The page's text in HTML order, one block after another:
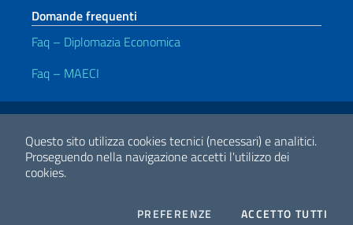
Questo sito utilizza cookies tecnici (necessari) e analitici.
Proseguendo nella navigazione accetti l'utilizzo dei
cookies.
PREFERENZE COOKIESACCETTO TUTTI
Domande frequenti
Faq – Diplomazia Economica
Faq – MAECI
Link Utili